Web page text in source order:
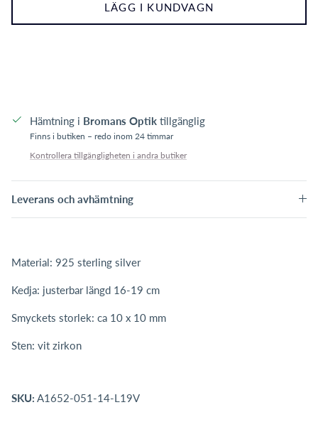
LÄGG I KUNDVAGN
Hämtning i Bromans Optik tillgänglig
Finns i butiken – redo inom 24 timmar
Kontrollera tillgängligheten i andra butiker
Leverans och avhämtning
Material: 925 sterling silver
Kedja: justerbar längd 16-19 cm
Smyckets storlek: ca 10 x 10 mm
Sten: vit zirkon
SKU: A1652-051-14-L19V